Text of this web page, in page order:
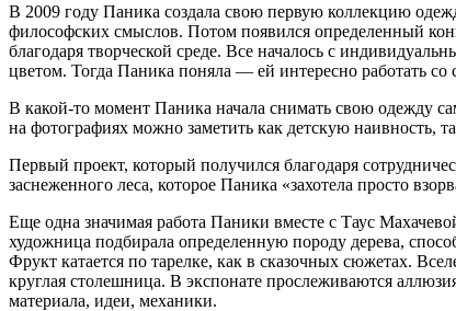
В 2009 году Паника создала свою первую коллекцию
философских смыслов. Потом появился определенный
благодаря творческой среде. Все началось с
цветом. Тогда Паника поняла — ей интересно работать
В какой-то момент Паника начала снимать свою одежду
на фотографиях можно заметить как детскую наивность,
Первый проект, который получился благодаря
заснеженного леса, которое Паника «захотела просто
Еще одна значимая работа Паники вместе с Таус
художница подбирала определенную породу дерева,
Фрукт катается по тарелке, как в сказочных сюжетах.
круглая столешница. В экспонате прослеживаются
материала, идеи, механики.